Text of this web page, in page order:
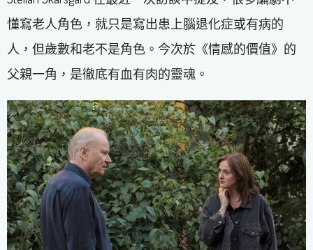
懂寫老人角色，就只是寫出患上腦退化症或有病的
人，但歲數和老不是角色。今次於《情感的價值》的
父親一角，是徹底有血有肉的靈魂。